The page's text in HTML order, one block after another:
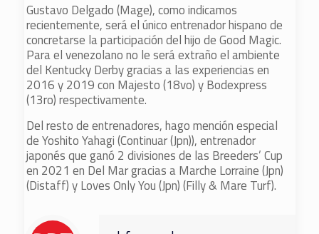
Gustavo Delgado (Mage), como indicamos
recientemente, será el único entrenador hispano de
concretarse la participación del hijo de Good Magic.
Para el venezolano no le será extraño el ambiente
del Kentucky Derby gracias a las experiencias en
2016 y 2019 con Majesto (18vo) y Bodexpress
(13ro) respectivamente.
Del resto de entrenadores, hago mención especial
de Yoshito Yahagi (Continuar (Jpn)), entrenador
japonés que ganó 2 divisiones de las Breeders’ Cup
en 2021 en Del Mar gracias a Marche Lorraine (Jpn)
(Distaff) y Loves Only You (Jpn) (Filly & Mare Turf).